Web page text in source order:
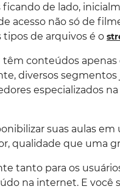
ficando de lado,
acesso não só de
de arquivos é o
conteúdos apenas
diversos segmentos
especializados na
suas aulas
qualidade que uma
tanto para os
na internet. E você